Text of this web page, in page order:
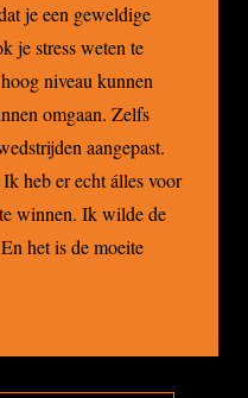
je een geweldige
je stress weten te
niveau kunnen
omgaan. Zelfs
aangepast.
heb er echt álles voor
winnen. Ik wilde de
het is de moeite